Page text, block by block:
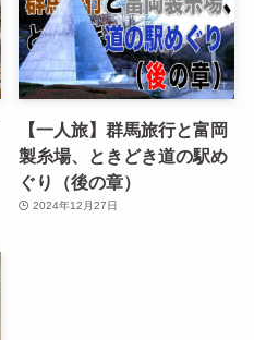
【一人旅】群馬旅行と富岡
製糸場、ときどき道の駅め
ぐり（後の章）
2024年12月27日